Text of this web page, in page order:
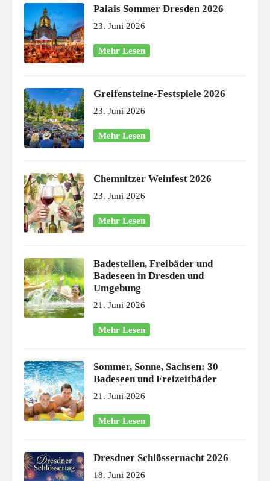
Palais Sommer Dresden 2026
23. Juni 2026
Mehr Lesen
Greifensteine-Festspiele 2026
23. Juni 2026
Mehr Lesen
Chemnitzer Weinfest 2026
23. Juni 2026
Mehr Lesen
Badestellen, Freibäder und
Badeseen in Dresden und
Umgebung
21. Juni 2026
Mehr Lesen
Sommer, Sonne, Sachsen: 30
Badeseen und Freizeitbäder
21. Juni 2026
Mehr Lesen
Dresdner Schlössernacht 2026
18. Juni 2026